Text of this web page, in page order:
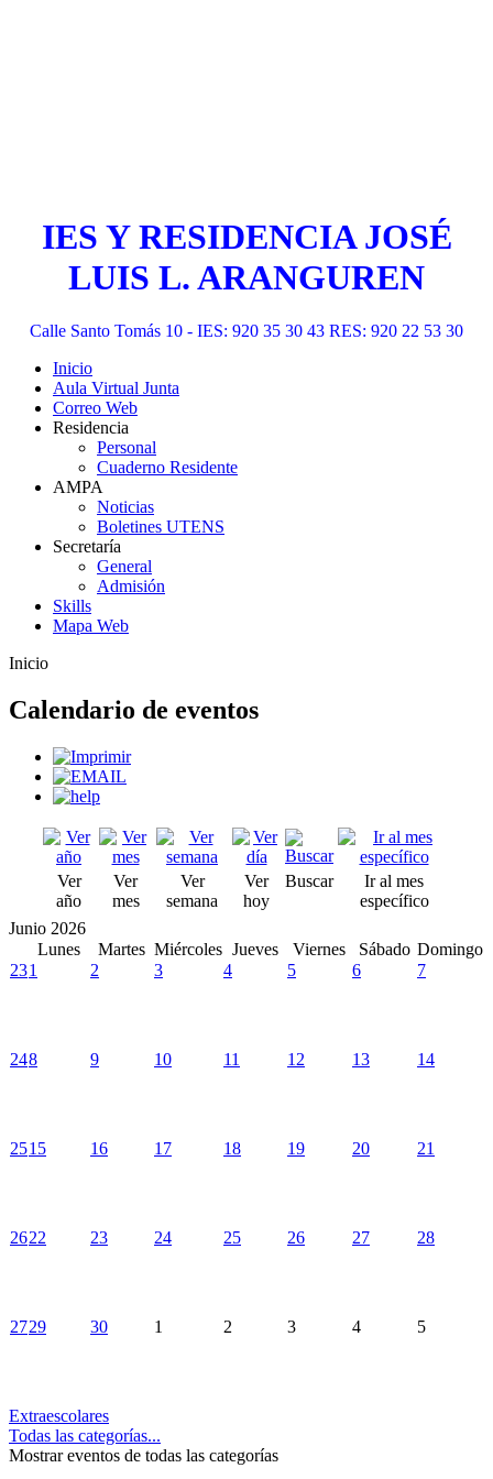
IES Y RESIDENCIA JOSÉ
LUIS L. ARANGUREN
Calle Santo Tomás 10 - IES: 920 35 30 43 RES: 920 22 53 30
Inicio
Aula Virtual Junta
Correo Web
Residencia
Personal
Cuaderno Residente
AMPA
Noticias
Boletines UTENS
Secretaría
General
Admisión
Skills
Mapa Web
Inicio
Calendario de eventos
Ver
año
Ver
mes
Ver
semana
Ver
hoy
Buscar
Ir al mes
específico
Junio 2026
Lunes
Martes Miércoles Jueves Viernes Sábado Domingo
231 2 3 4 5 6 7
248 9 10 11 12 13 14
2515 16 17 18 19 20 21
2622 23 24 25 26 27 28
2729 30 1 2 3 4 5
Extraescolares
Todas las categorías...
Mostrar eventos de todas las categorías